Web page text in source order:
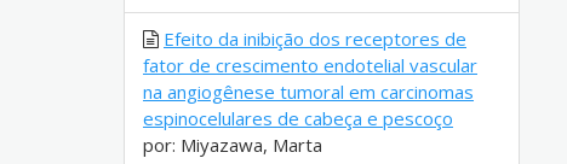
Efeito da inibição dos receptores de
fator de crescimento endotelial vascular
na angiogênese tumoral em carcinomas
espinocelulares de cabeça e pescoço
por: Miyazawa, Marta